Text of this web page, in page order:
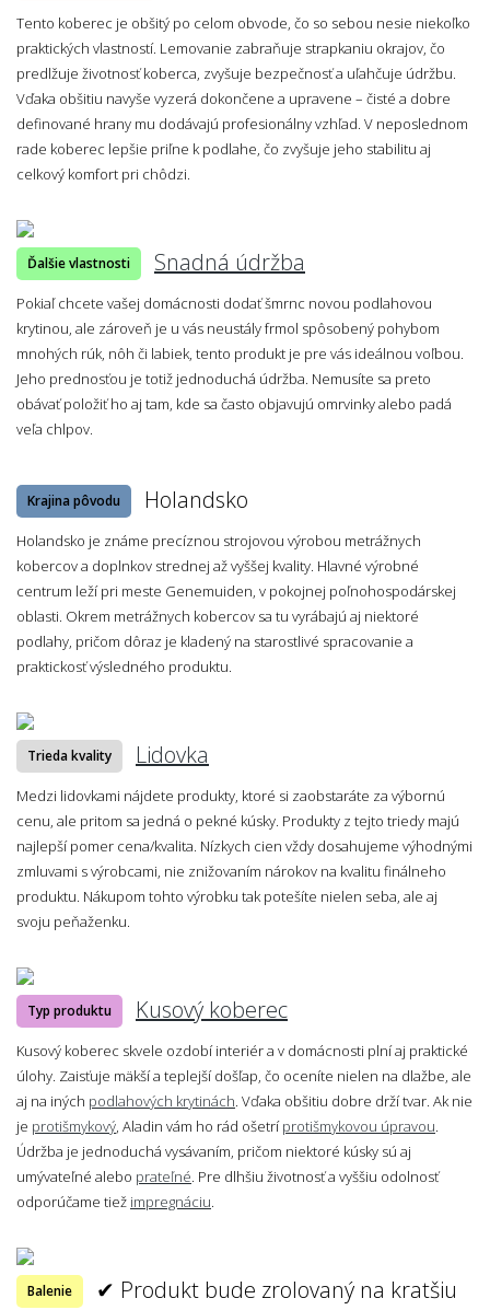
Tento koberec je obšitý po celom obvode, čo so sebou nesie niekoľko
praktických vlastností. Lemovanie zabraňuje strapkaniu okrajov, čo
predlžuje životnosť koberca, zvyšuje bezpečnosť a uľahčuje údržbu.
Vďaka obšitiu navyše vyzerá dokončene a upravene – čisté a dobre
definované hrany mu dodávajú profesionálny vzhľad. V neposlednom
rade koberec lepšie priľne k podlahe, čo zvyšuje jeho stabilitu aj
celkový komfort pri chôdzi.
Ďalšie vlastnosti Snadná údržba
Pokiaľ chcete vašej domácnosti dodať šmrnc novou podlahovou
krytinou, ale zároveň je u vás neustály frmol spôsobený pohybom
mnohých rúk, nôh či labiek, tento produkt je pre vás ideálnou voľbou.
Jeho prednosťou je totiž jednoduchá údržba. Nemusíte sa preto
obávať položiť ho aj tam, kde sa často objavujú omrvinky alebo padá
veľa chlpov.
Krajina pôvodu Holandsko
Holandsko je známe precíznou strojovou výrobou metrážnych
kobercov a doplnkov strednej až vyššej kvality. Hlavné výrobné
centrum leží pri meste Genemuiden, v pokojnej poľnohospodárskej
oblasti. Okrem metrážnych kobercov sa tu vyrábajú aj niektoré
podlahy, pričom dôraz je kladený na starostlivé spracovanie a
praktickosť výsledného produktu.
Trieda kvality Lidovka
Medzi lidovkami nájdete produkty, ktoré si zaobstaráte za výbornú
cenu, ale pritom sa jedná o pekné kúsky. Produkty z tejto triedy majú
najlepší pomer cena/kvalita. Nízkych cien vždy dosahujeme výhodnými
zmluvami s výrobcami, nie znižovaním nárokov na kvalitu finálneho
produktu. Nákupom tohto výrobku tak potešíte nielen seba, ale aj
svoju peňaženku.
Typ produktu Kusový koberec
Kusový koberec skvele ozdobí interiér a v domácnosti plní aj praktické
úlohy. Zaisťuje mäkší a teplejší došľap, čo oceníte nielen na dlažbe, ale
aj na iných podlahových krytinách. Vďaka obšitiu dobre drží tvar. Ak nie
je protišmykový, Aladin vám ho rád ošetríprotišmykovou úpravou.
Údržba je jednoduchá vysávaním, pričom niektoré kúsky sú aj
umývateľné alebo prateľné. Pre dlhšiu životnosť a vyššiu odolnosť
odporúčame tiež impregnáciu.
Balenie
✔ Produkt bude zrolovaný na kratšiu